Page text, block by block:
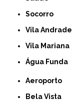
Socorro
Vila Andrade
Vila Mariana
Água Funda
Aeroporto
Bela Vista